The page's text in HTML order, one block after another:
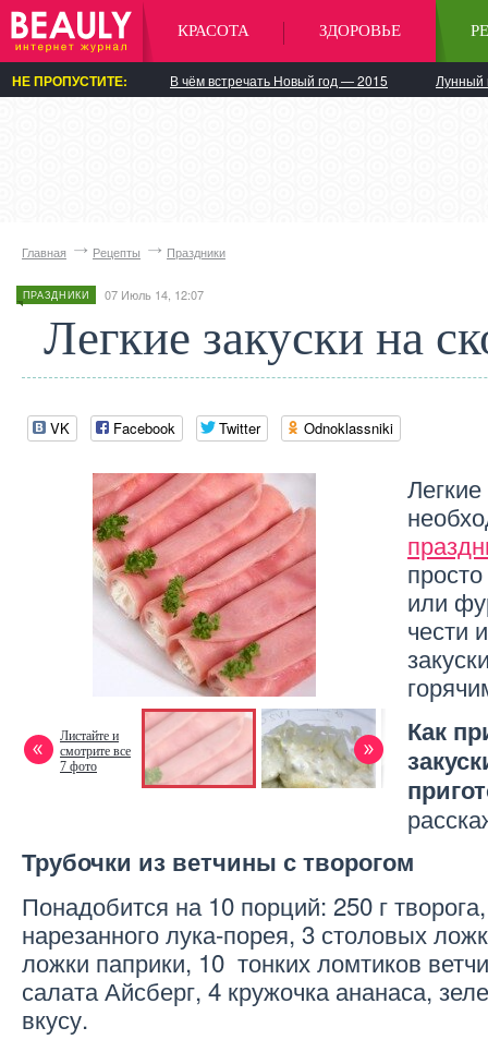
КРАСОТА ЗДОРОВЬЕ
НЕ ПРОПУСТИТЕ: В чём встречать Новый год — 2015 Лунный
Главная Рецепты Праздники
ПРАЗДНИКИ 07 Июль 14, 12:07
Легкие закуски на
VK Facebook Twitter Odnoklassniki
Листайте и
смотрите все
7 фото
или
чести
Как
Трубочки из ветчины с творогом
Понадобится на 10 порций: 250 г
нарезанного лука-порея, 3 столовых
ложки паприки, 10 тонких ломтиков
салата Айсберг, 4 кружочка ананаса,
вкусу.